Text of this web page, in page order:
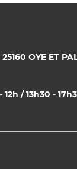
OYE ET
/ 13h30 -